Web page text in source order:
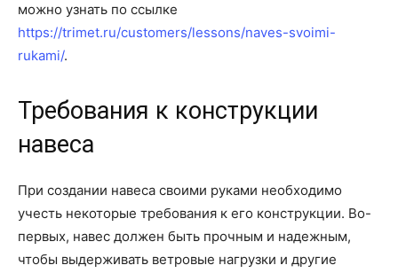
можно узнать по ссылке
https://trimet.ru/customers/lessons/naves-svoimi-
rukami/.
Требования к конструкции
навеса
При создании навеса своими руками необходимо
учесть некоторые требования к его конструкции. Во-
первых, навес должен быть прочным и надежным,
чтобы выдерживать ветровые нагрузки и другие